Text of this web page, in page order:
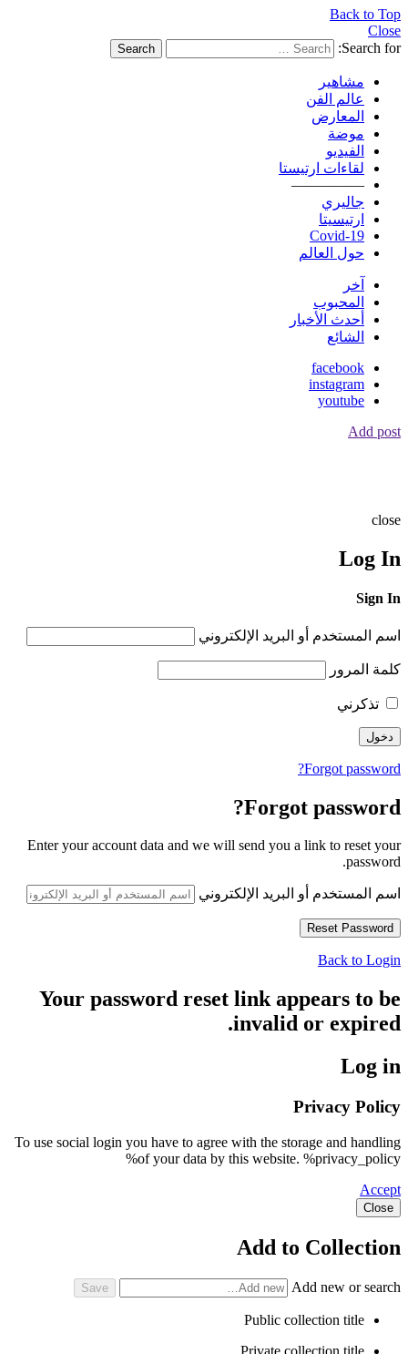
Back to Top
Close
Search for:
Search
مشاهير
عالم الفن
المعارض
موضة
الفيديو
لقاءات ارتيستا
—————
جاليري
ارتيسيتا
Covid-19
حول العالم
آخر
المحبوب
أحدث الأخبار
الشائع
facebook
instagram
youtube
Add post
close
Log In
Sign In
اسم المستخدم أو البريد الإلكتروني
كلمة المرور
تذكرني
Forgot password?
Forgot password?
Enter your account data and we will send you a link to reset your
password.
اسم المستخدم أو البريد الإلكتروني
Back to Login
Your password reset link appears to be
invalid or expired.
Log in
Privacy Policy
To use social login you have to agree with the storage and handling
of your data by this website. %privacy_policy%
Accept
Close
Add to Collection
Add new or search
Public collection title
Private collection title